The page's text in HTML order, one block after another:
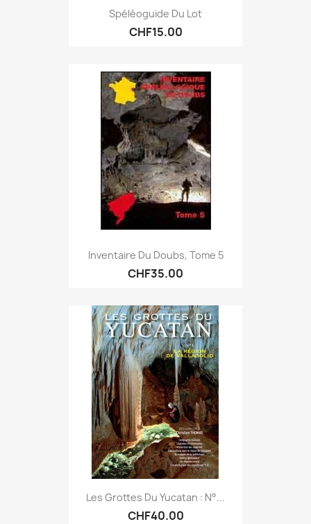
Spéléoguide Du Lot
CHF15.00
Inventaire Du Doubs, Tome 5
CHF35.00
Les Grottes Du Yucatan : N°...
CHF40.00